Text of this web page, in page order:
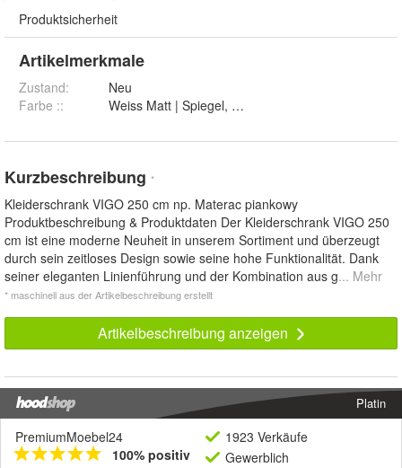
Produktsicherheit
Artikelmerkmale
Zustand:
Neu
Farbe ::
Kurzbeschreibung *
Kleiderschrank VIGO 250 cm np. Materac piankowy
Produktbeschreibung & Produktdaten Der Kleiderschrank VIGO 250
cm ist eine moderne Neuheit in unserem Sortiment und überzeugt
durch sein zeitloses Design sowie seine hohe Funktionalität. Dank
seiner eleganten Linienführung und der Kombination aus g... Mehr
* maschinell aus der Artikelbeschreibung erstellt
Artikelbeschreibung anzeigen
Platin
PremiumMoebel24
100% positiv
1923 Verkäufe
Gewerblich